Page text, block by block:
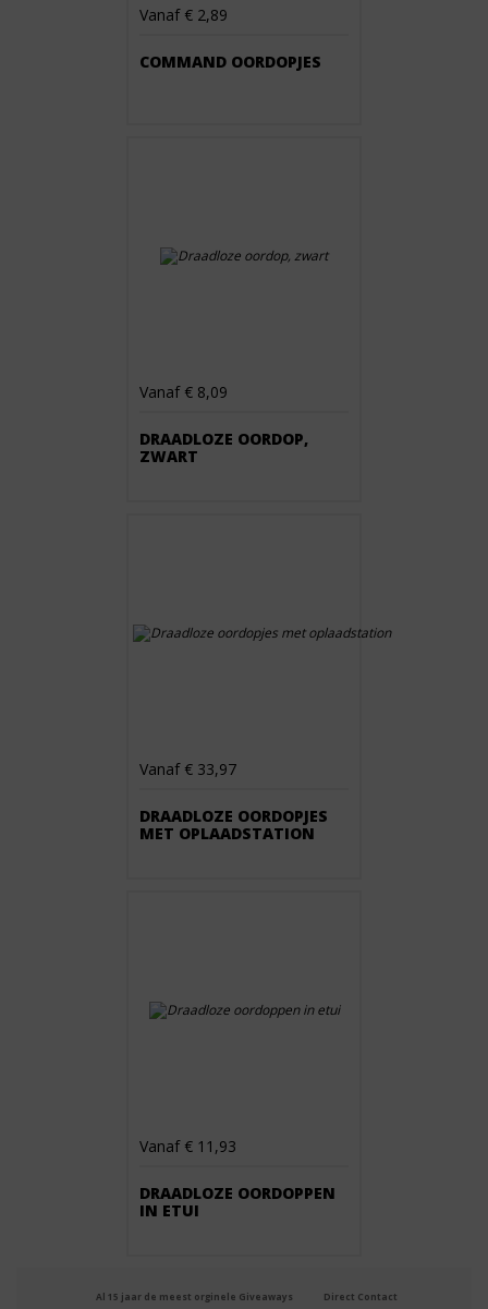
Vanaf € 2,89
COMMAND OORDOPJES
Vanaf € 8,09
DRAADLOZE OORDOP,
ZWART
Vanaf € 33,97
DRAADLOZE OORDOPJES
MET OPLAADSTATION
Vanaf € 11,93
DRAADLOZE OORDOPPEN
IN ETUI
Al 15 jaar de meest orginele Giveaways Direct Contact